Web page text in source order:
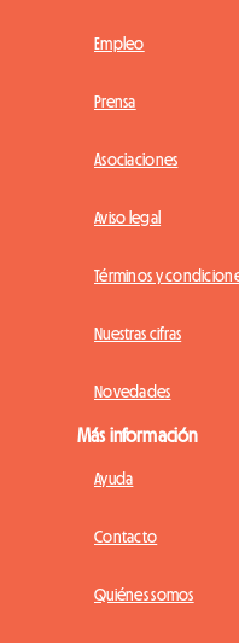
Empleo
Prensa
Asociaciones
Aviso legal
Términos y
Nuestras cifras
Novedades
Más información
Ayuda
Contacto
Quiénes somos